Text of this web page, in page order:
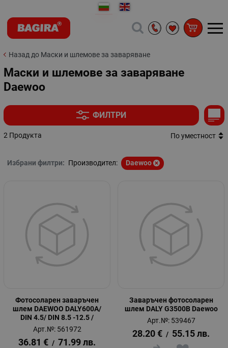
Назад до Маски и шлемове за заваряване
Маски и шлемове за заваряване
Daewoo
ФИЛТРИ
2 Продукта По уместност
Избрани филтри: Производител: Daewoo
Фотосоларен заваръчен
шлем DAEWOO DALY600A/
DIN 4.5/ DIN 8.5 -12.5 /
Арт.№: 561972
36.81 € / 71.99 лв.
Заваръчен фотосоларен
шлем DALY G3500B Daewoo
Арт.№: 539467
28.20 € / 55.15 лв.